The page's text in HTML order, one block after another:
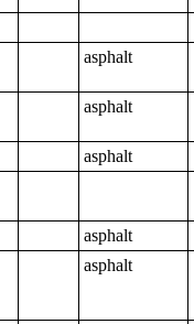
asphalt
asphalt
asphalt
asphalt
asphalt